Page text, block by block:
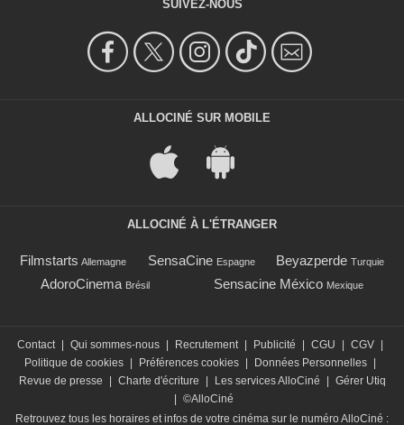
SUIVEZ-NOUS
ALLOCINÉ SUR MOBILE
ALLOCINÉ À L'ÉTRANGER
Filmstarts Allemagne SensaCine Espagne Beyazperde Turquie
AdoroCinema Brésil Sensacine México Mexique
Contact Qui sommes-nous Recrutement Publicité CGU CGV
Politique de cookies
Préférences cookies Données Personnelles
Revue de presse
Charte d'écriture Les services AlloCiné
Gérer Utiq
©AlloCiné
Retrouvez tous les horaires et infos de votre cinéma sur le numéro AlloCiné :